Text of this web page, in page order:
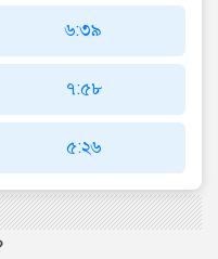
৬:৩৯
৭:৫৮
৫:২৬